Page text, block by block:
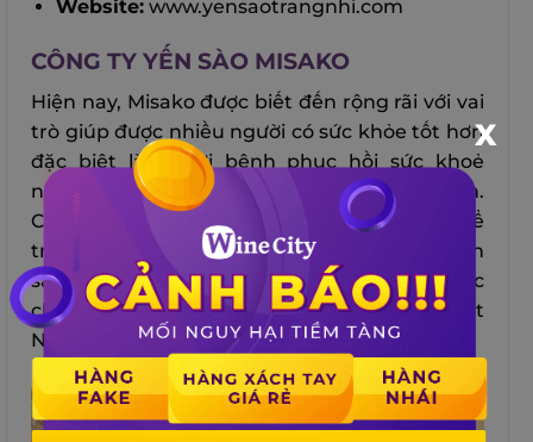
Website:www.yensaotrangnhi.com
CÔNG TY YẾN SÀO MISAKO
Hiện nay, Misako được biết đến rộng rãi với vai
trò giúp được nhiều người có sức khỏe tốt hơn
đặc biệt là người bệnh phục hồi sức khoẻ
nhanh chóng, phụ nữ mang thai và trẻ em.
Công Ty Cổ Phần Misako liên tục phấn đấu để
trở thành một trong những nhà cung cấp yến
sào nguyên tổ lớn và uy tín trong lĩnh vực
chăm sóc sức khỏe cho cộng đồng người Việt
Nam và thế giới.
X